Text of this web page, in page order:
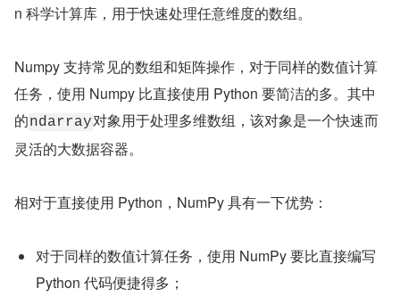
n 科学计算库，用于快速处理任意维度的数组。
Numpy 支持常见的数组和矩阵操作，对于同样的数值计算
任务，使用 Numpy 比直接使用 Python 要简洁的多。其中
的ndarray对象用于处理多维数组，该对象是一个快速而
灵活的大数据容器。
相对于直接使用 Python，NumPy 具有一下优势：
对于同样的数值计算任务，使用 NumPy 要比直接编写
Python 代码便捷得多；